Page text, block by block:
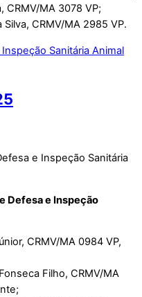
CRMV/MA 3078 VP;
CRMV/MA 2985 VP.
Sanitária Animal
e Inspeção Sanitária
Defesa e Inspeção
CRMV/MA 0984 VP,
Filho, CRMV/MA